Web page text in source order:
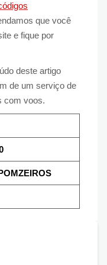
que você
e fique por
deste artigo
de um serviço de
com voos.